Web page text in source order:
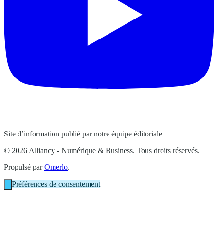
Site d’information publié par notre équipe éditoriale.
© 2026 Alliancy - Numérique & Business. Tous droits réservés.
Propulsé parOmerlo.
Préférences de consentement